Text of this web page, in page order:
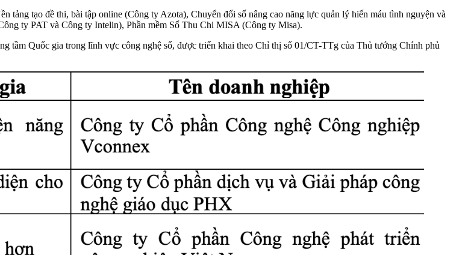
tảng tạo đề thi, bài tập online (Công ty Azota), Chuyển đổi số nâng cao năng lực quản lý hiến máu tình nguyện và
ty PAT và Công ty Intelin), Phần mềm Sổ Thu Chi MISA (Công ty Misa).
tầm Quốc gia trong lĩnh vực công nghệ số, được triển khai theo Chỉ thị số 01/CT-TTg của Thủ tướng Chính phủ